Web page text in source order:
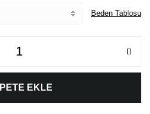
Beden Tablosu
EKLE